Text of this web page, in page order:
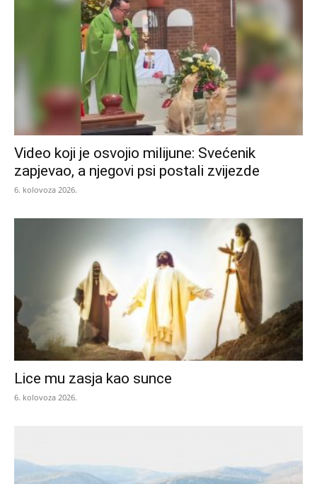
Video koji je osvojio milijune: Svećenik
zapjevao, a njegovi psi postali zvijezde
6. kolovoza 2026.
Lice mu zasja kao sunce
6. kolovoza 2026.